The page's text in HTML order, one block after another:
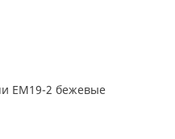
ЕМ19-2 бежевые